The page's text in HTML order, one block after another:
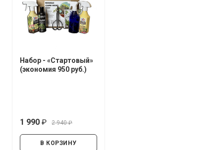
Набор - «Стартовый»
(экономия 950 руб.)
1 990
2 940
В КОРЗИНУ